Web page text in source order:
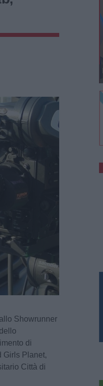
Showrunner
di
Girls Planet,
Città di